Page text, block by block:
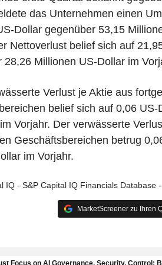
das Unternehmen einen
Dollar gegenüber 53,15
Nettoverlust belief sich auf
28,26 Millionen US-Dollar im
Verlust je Aktie aus
belief sich auf 0,06
Vorjahr. Der verwässerte
Geschäftsbereichen betrug
im Vorjahr.
IQ - S&P Capital IQ Financials Database
MarketScreener zu Ihren